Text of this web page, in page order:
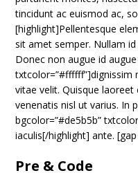
tincidunt ac euismod ac,
[highlight]Pellentesque
sit amet semper. Nullam
Donec non augue id
vitae velit. Quisque
venenatis nisl ut varius. In
bgcolor=”#de5b5b”
iaculis[/highlight] ante. [gap
Pre & Code